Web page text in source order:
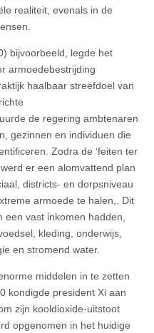
realiteit, evenals in de
bijvoorbeeld, legde het
armoedebestrijding
haalbaar streefdoel van
de regering ambtenaren
gezinnen en individuen die
Zodra de ‘feiten ter
er een alomvattend plan
districts- en dorpsniveau
armoede te halen,. Dit
vast inkomen hadden,
kleding, onderwijs,
en stromend water.
middelen in te zetten
kondigde president Xi aan
zijn kooldioxide-uitstoot
opgenomen in het huidige